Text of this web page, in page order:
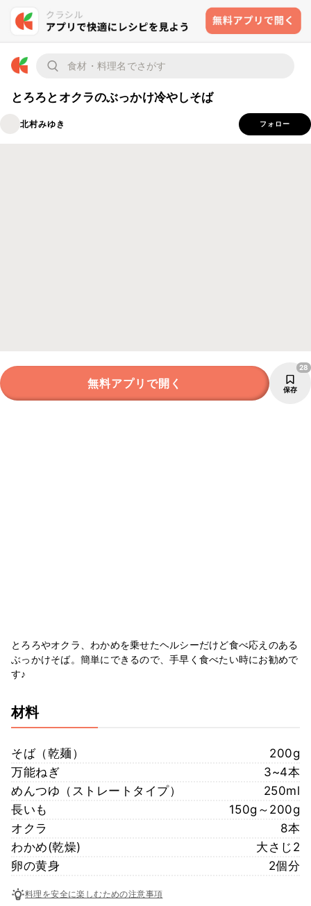
とろろとオクラのぶっかけ冷やしそば
北村みゆき フォロー
無料アプリで開く 保存
28
とろろやオクラ、わかめを乗せたヘルシーだけど食べ応えのある
ぶっかけそば。簡単にできるので、手早く食べたい時にお勧めで
す♪
材料
そば（乾麺）
200g
万能ねぎ
3~4本
めんつゆ（ストレートタイプ）
250ml
長いも
150g～200g
オクラ
8本
わかめ(乾燥)
大さじ2
卵の黄身
2個分
料理を安全に楽しむための注意事項